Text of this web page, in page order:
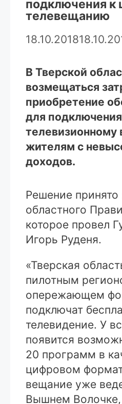
подключения к
телевещанию
18.10.2018
В Тверской
возмещаться
приобретение
для
жителям с
доходов.
Решение принято
областного
которое провел
Игорь Руденя.
«Тверская
пилотным
опережающем
подключат
телевидение. У
появится
20 программ в
цифровом
вещание уже
Вышнем